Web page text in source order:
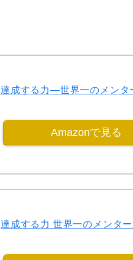
達成する力―世界一のメンタ
Amazonで見る
達成する力 世界一のメンタ